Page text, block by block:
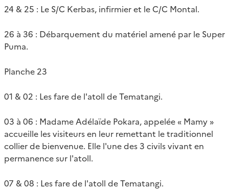
24 & 25 : Le S/C Kerbas, infirmier et le C/C Montal.
26 à 36 : Débarquement du matériel amené par le Super
Puma.
Planche 23
01 & 02 : Les fare de l'atoll de Tematangi.
03 à 06 : Madame Adélaïde Pokara, appelée « Mamy »
accueille les visiteurs en leur remettant le traditionnel
collier de bienvenue. Elle l'une des 3 civils vivant en
permanence sur l'atoll.
07 & 08 : Les fare de l'atoll de Tematangi.